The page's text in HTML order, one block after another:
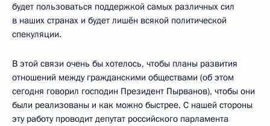
будет пользоваться поддержкой самых различных сил
в наших странах и будет лишён всякой политической
спекуляции.
В этой связи очень бы хотелось, чтобы планы развития
отношений между гражданскими обществами (об этом
сегодня говорил господин Президент Пырванов), чтобы они
были реализованы и как можно быстрее. С нашей стороны
эту работу проводит депутат российского парламента